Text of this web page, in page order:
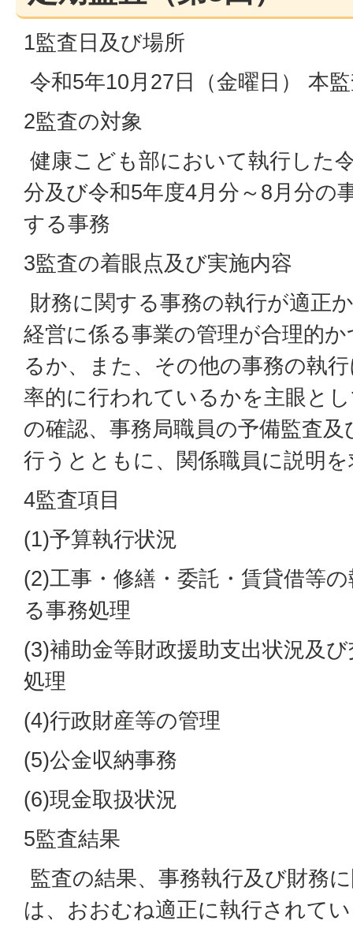
1監査日及び場所
令和5年10月27日（金曜日） 本
2監査の対象
健康こども部において執行した
分及び令和5年度4月分～8月分の
する事務
3監査の着眼点及び実施内容
財務に関する事務の執行が適正
経営に係る事業の管理が合理的
るか、また、その他の事務の執
率的に行われているかを主眼と
の確認、事務局職員の予備監査
行うとともに、関係職員に説明
4監査項目
(1)予算執行状況
(2)工事・修繕・委託・賃貸借等
る事務処理
(3)補助金等財政援助支出状況及
処理
(4)行政財産等の管理
(5)公金収納事務
(6)現金取扱状況
5監査結果
監査の結果、事務執行及び財務
は、おおむね適正に執行されて